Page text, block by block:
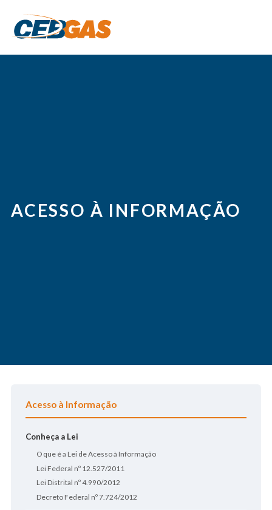
ACESSO À INFORMAÇÃO
Acesso à Informação
Conheça a Lei
O que é a Lei de Acesso à Informação
Lei Federal nº 12.527/2011
Lei Distrital nº 4.990/2012
Decreto Federal nº 7.724/2012